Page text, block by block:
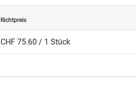
Richtpreis
CHF 75.60 / 1 Stück